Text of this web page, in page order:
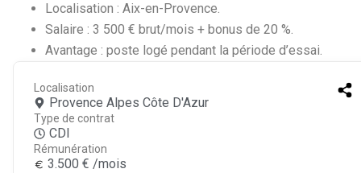
Localisation : Aix-en-Provence.
Salaire : 3 500 € brut/mois + bonus de 20 %.
Avantage : poste logé pendant la période d’essai.
Localisation
Provence Alpes Côte D'Azur
Type de contrat
CDI
Rémunération
3.500 € /mois